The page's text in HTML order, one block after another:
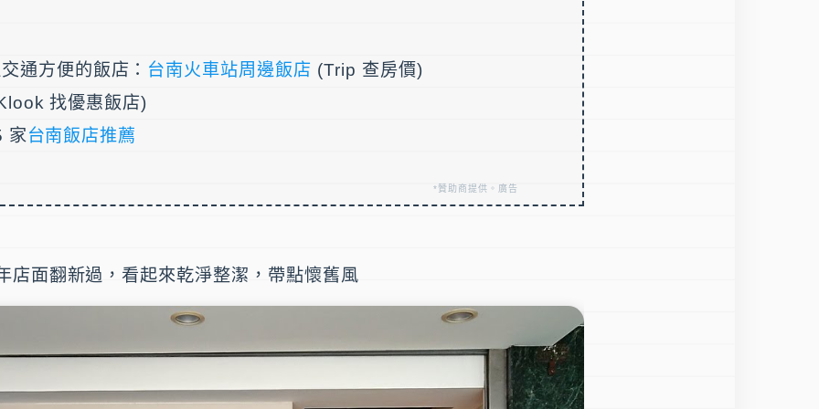
通方便的飯店： 台南火車站周邊飯店 (Trip 查房價)
找優惠飯店)
家台南飯店推薦
*贊助商提供。廣告
店面翻新過，看起來乾淨整潔，帶點懷舊風